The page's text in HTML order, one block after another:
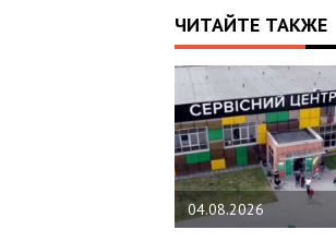
ЧИТАЙТЕ ТАКЖЕ
04.08.2026